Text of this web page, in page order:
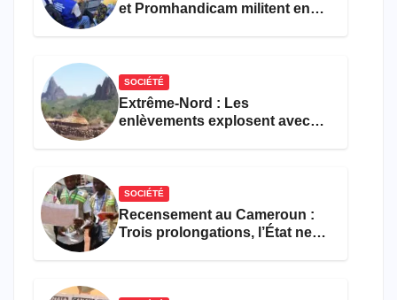
et Promhandicam militent en
SOCIÉTÉ
Extrême-Nord : Les
enlèvements explosent avec
SOCIÉTÉ
Recensement au Cameroun :
Trois prolongations, l’État ne